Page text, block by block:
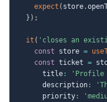
expect ( store.
} ) ;
it ( 'closes an
const store =
const ticket =
      title
: 'Profile
      description
:
      priority
: